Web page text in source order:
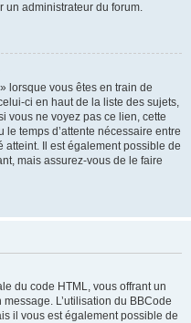
un administrateur du forum.
lorsque vous êtes en train de
ci en haut de la liste des sujets,
vous ne voyez pas ce lien, cette
temps d’attente nécessaire entre
atteint. Il est également possible de
mais assurez-vous de le faire
du code HTML, vous offrant un
L’utilisation du BBCode
il vous est également possible de